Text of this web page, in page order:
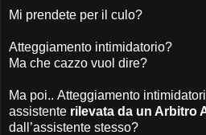
Mi prendete per il culo?
Atteggiamento intimidatorio?
Ma che cazzo vuol dire?
Ma poi.. Atteggiamento
assistente rilevata da un Arbitro
dall’assistente stesso?